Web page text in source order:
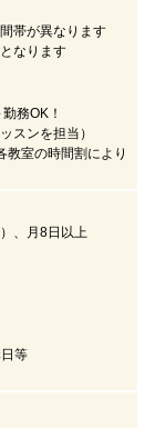
帯が異なります
なります
務OK！
スンを担当）
教室の時間割により
、月8日以上
等